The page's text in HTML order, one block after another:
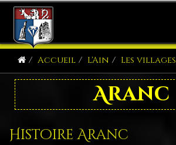
Accueil L'Ain Les villages
Aranc
Histoire Aranc